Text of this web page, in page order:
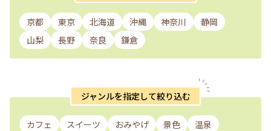
京都 東京 北海道 沖縄 神奈川
静岡
山梨
長野 奈良 鎌倉
ジャンルを指定して絞り込む
カフェ スイーツ おみやげ 景色
温泉